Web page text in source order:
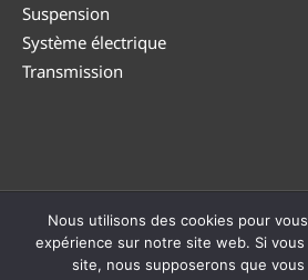
Suspension
Système électrique
Transmission
© DUTEA 2026 |Politique de
de retour| TVA :
Nous utilisons des cookies pour
expérience sur notre site web. Si
site, nous supposerons que